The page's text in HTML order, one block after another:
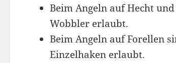
Beim Angeln auf Hecht
Wobbler erlaubt.
Beim Angeln auf Forellen
Einzelhaken erlaubt.